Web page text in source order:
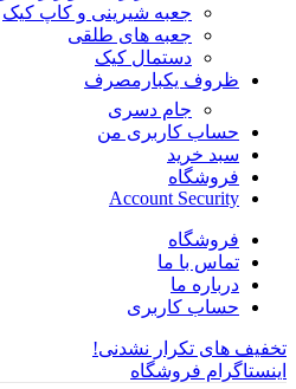
جعبه شیرینی و کاپ کیک
جعبه های طلقی
دستمال کیک
ظروف یکبارمصرف
جام دسری
حساب کاربری من
سبد خرید
فروشگاه
Account Security
فروشگاه
تماس با ما
درباره ما
حساب کاربری
تخفیف های تکرار نشدنی!
اینستاگرام فروشگاه